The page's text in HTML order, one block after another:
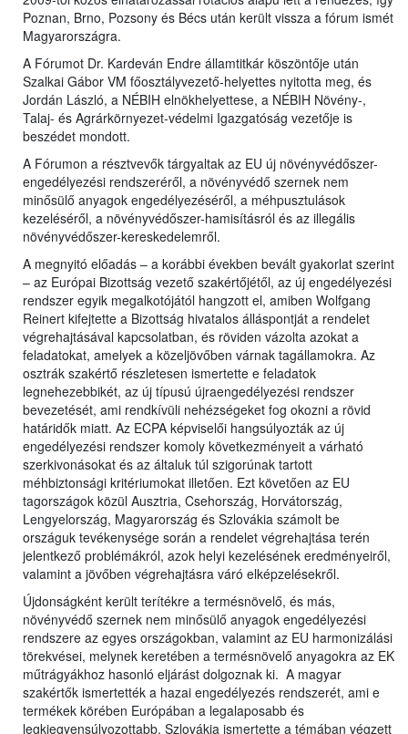
Poznan, Brno, Pozsony és Bécs után került vissza a fórum ismét
Magyarországra.
A Fórumot Dr. Kardeván Endre államtitkár köszöntője után
Szalkai Gábor VM főosztályvezető-helyettes nyitotta meg, és
Jordán László, a NÉBIH elnökhelyettese, a NÉBIH Növény-,
Talaj- és Agrárkörnyezet-védelmi Igazgatóság vezetője is
beszédet mondott.
A Fórumon a résztvevők tárgyaltak az EU új növényvédőszer-
engedélyezési rendszeréről, a növényvédő szernek nem
minősülő anyagok engedélyezéséről, a méhpusztulások
kezeléséről, a növényvédőszer-hamisításról és az illegális
növényvédőszer-kereskedelemről.
A megnyitó előadás – a korábbi években bevált gyakorlat szerint
– az Európai Bizottság vezető szakértőjétől, az új engedélyezési
rendszer egyik megalkotójától hangzott el, amiben Wolfgang
Reinert kifejtette a Bizottság hivatalos álláspontját a rendelet
végrehajtásával kapcsolatban, és röviden vázolta azokat a
feladatokat, amelyek a közeljövőben várnak tagállamokra. Az
osztrák szakértő részletesen ismertette e feladatok
legnehezebbikét, az új típusú újraengedélyezési rendszer
bevezetését, ami rendkívüli nehézségeket fog okozni a rövid
határidők miatt. Az ECPA képviselői hangsúlyozták az új
engedélyezési rendszer komoly következményeit a várható
szerkivonásokat és az általuk túl szigorúnak tartott
méhbiztonsági kritériumokat illetően. Ezt követően az EU
tagországok közül Ausztria, Csehország, Horvátország,
Lengyelország, Magyarország és Szlovákia számolt be
országuk tevékenysége során a rendelet végrehajtása terén
jelentkező problémákról, azok helyi kezelésének eredményeiről,
valamint a jövőben végrehajtásra váró elképzelésekről.
Újdonságként került terítékre a termésnövelő, és más,
növényvédő szernek nem minősülő anyagok engedélyezési
rendszere az egyes országokban, valamint az EU harmonizálási
törekvései, melynek keretében a termésnövelő anyagokra az EK
műtrágyákhoz hasonló eljárást dolgoznak ki. A magyar
szakértők ismertették a hazai engedélyezés rendszerét, ami e
termékek körében Európában a legalaposabb és
legkiegyensúlyozottabb. Szlovákia ismertette a témában végzett